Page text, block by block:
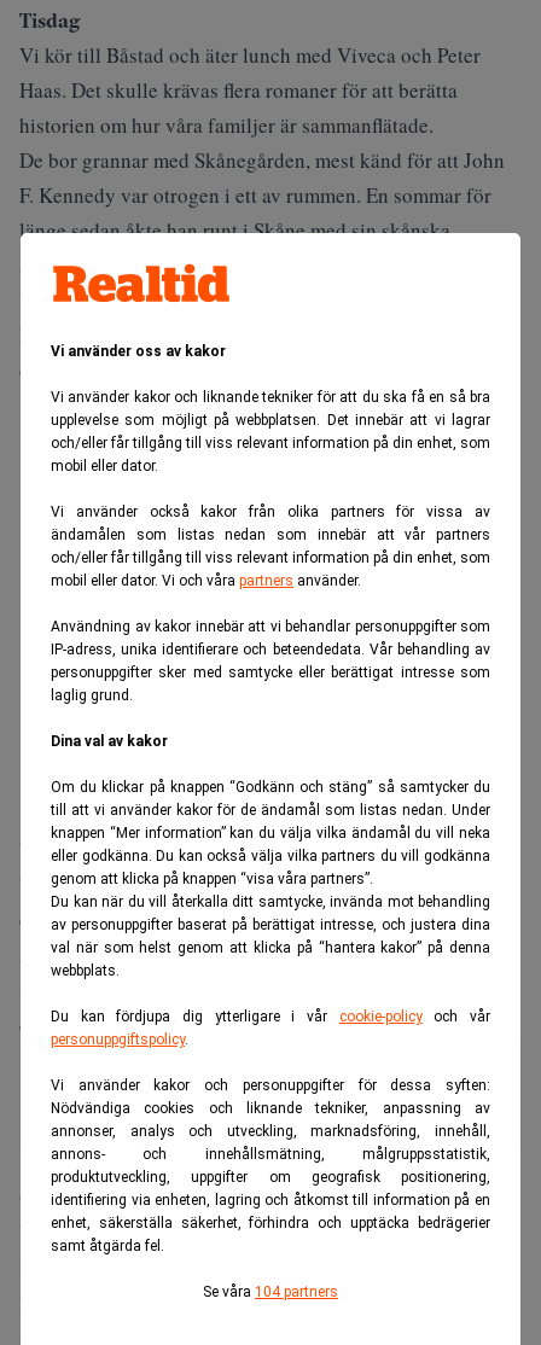
Vi använder oss av kakor
Vi använder kakor och liknande tekniker för att du ska få en så bra
upplevelse som möjligt på webbplatsen. Det innebär att vi lagrar
och/eller får tillgång till viss relevant information på din enhet, som
mobil eller dator.
Vi använder också kakor från olika partners för vissa av
ändamålen som listas nedan som innebär att vår partners
och/eller får tillgång till viss relevant information på din enhet, som
mobil eller dator. Vi och våra partners använder.
Användning av kakor innebär att vi behandlar personuppgifter som
IP-adress, unika identifierare och beteendedata. Vår behandling av
personuppgifter sker med samtycke eller berättigat intresse som
laglig grund.
Dina val av kakor
Om du klickar på knappen “Godkänn och stäng” så samtycker du
till att vi använder kakor för de ändamål som listas nedan. Under
knappen “Mer information” kan du välja vilka ändamål du vill neka
eller godkänna. Du kan också välja vilka partners du vill godkänna
genom att klicka på knappen “visa våra partners”.
Du kan när du vill återkalla ditt samtycke, invända mot behandling
av personuppgifter baserat på berättigat intresse, och justera dina
val när som helst genom att klicka på “hantera kakor” på denna
webbplats.
Du kan fördjupa dig ytterligare i vår cookie-policyoch vår
personuppgiftspolicy.
Vi använder kakor och personuppgifter för dessa syften:
Nödvändiga cookies och liknande tekniker, anpassning av
annonser, analys och utveckling, marknadsföring, innehåll,
annons- och innehållsmätning, målgruppsstatistik,
produktutveckling, uppgifter om geografisk positionering,
identifiering via enheten, lagring och åtkomst till information på en
enhet, säkerställa säkerhet, förhindra och upptäcka bedrägerier
samt åtgärda fel.
Se våra 104 partners
Tisdag
Vi kör till Båstad och äter lunch med Viveca och Peter
Haas. Det skulle krävas flera romaner för att berätta
historien om hur våra familjer är sammanflätade.
De bor grannar med Skånegården, mest känd för att John
F. Kennedy var otrogen i ett av rummen. En sommar för
länge sedan åkte han runt i Skåne med sin skånska
älskarinna, samtidigt som den nygifta Jackie satt hemma i
USA och undrade vad han höll på med.
När den underbara senapssillen och den ljuvliga tyska
ostkakan är uppätna fortsätter vi mot Ullared.
ANNONS
Vi passerar Sveriges största köplada och hamnar några mil
bort på Blåbärskullen. Även nu är vi mitt i skogen, men
den här gången med en vidunderlig utsikt över två sjöar.
Annas bror Peter och hans hustru Ann bor i en byssja från
döva katter.
krog och världens kraftigaste pistol
Onsdag
Vi lämnar Blåbärskullen i Ullared-land och kör norrut.
Men först hinner vi med ett bad i en 35 meter djup sjö och
hör lommen hoa. Det sistnämnda är en schackrutig fågel